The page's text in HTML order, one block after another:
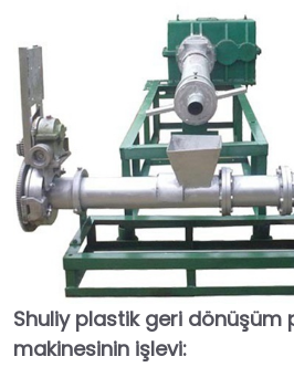
Shuliy plastik geri dönüşüm
makinesinin işlevi: